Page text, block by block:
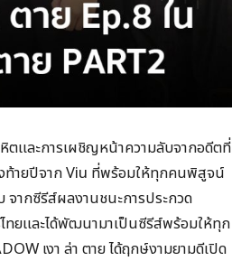
ตและการเผชิญหน้าความลับจากอดีตที่
งท้ายปีจาก Viu ที่พร้อมให้ทุกคนพิสูจน์
ากซีรีส์ผลงานชนะการประกวด
ยและได้พัฒนามาเป็นซีรีส์พร้อมให้ทุก
เงา ล่า ตาย ได้ฤกษ์งามยามดีเปิด